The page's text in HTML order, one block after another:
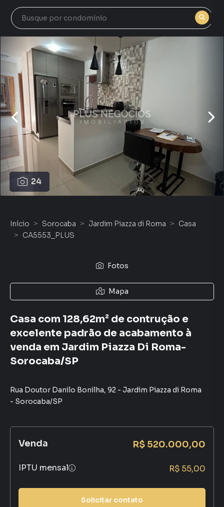
24
Início Sorocaba Jardim Piazza di Roma
Casa
CA5553_PLUS
Fotos
Mapa
Casa com 128,62m² de contrução e
excelente padrão de acabamento à
venda em Jardim Piazza Di Roma-
Sorocaba/SP
Rua Doutor Danilo Bonilha, 92 - Jardim Piazza di Roma
- Sorocaba/SP
Venda R$ 520.000,00
IPTU mensal R$ 55,00
Solicitar contato